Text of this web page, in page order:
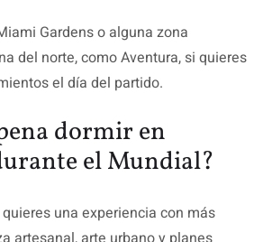
Gardens o alguna zona
del norte, como Aventura, si quieres
el día del partido.
dormir en
el Mundial?
una experiencia con más